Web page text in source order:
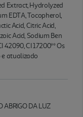
Extract, Hydrolyzed
EDTA, Tocopherol,
Acid, Citric Acid,
Acid, Sodium Ben
42090, CI 17200** Os
e atualizado
ABRIGO DA LUZ